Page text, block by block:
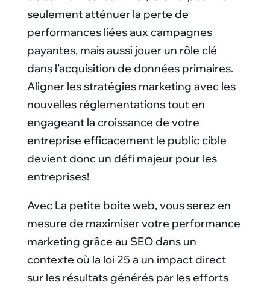
seulement atténuer la perte de
performances liées aux campagnes
payantes, mais aussi jouer un rôle clé
dans l’acquisition de données primaires.
Aligner les stratégies marketing avec les
nouvelles réglementations tout en
engageant la croissance de votre
entreprise efficacement le public cible
devient donc un défi majeur pour les
entreprises!
Avec La petite boite web, vous serez en
mesure de maximiser votre performance
marketing grâce au SEO dans un
contexte où la loi 25 a un impact direct
sur les résultats générés par les efforts